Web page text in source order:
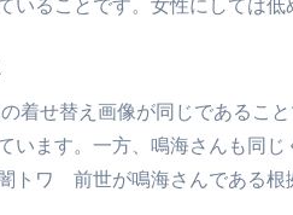
ることです。女性にしては
着せ替え画像が同じであるこ
います。一方、鳴海さんも同
トワ 前世が鳴海さんである根